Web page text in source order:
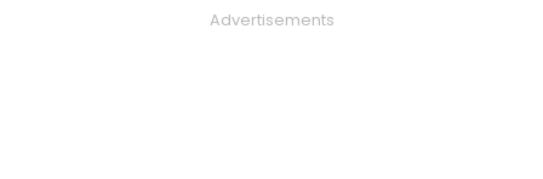
Advertisements